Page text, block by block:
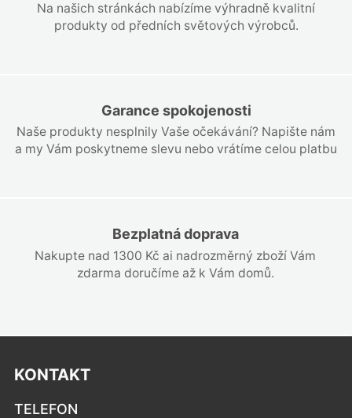
Na našich stránkách nabízíme výhradně kvalitní
produkty od předních světových výrobců.
Garance spokojenosti
Naše produkty nesplnily Vaše očekávání? Napište nám
a my Vám poskytneme slevu nebo vrátíme celou platbu
Bezplatná doprava
Nakupte nad 1300 Kč ai nadrozměrný zboží Vám
zdarma doručíme až k Vám domů.
KONTAKT
TELEFON